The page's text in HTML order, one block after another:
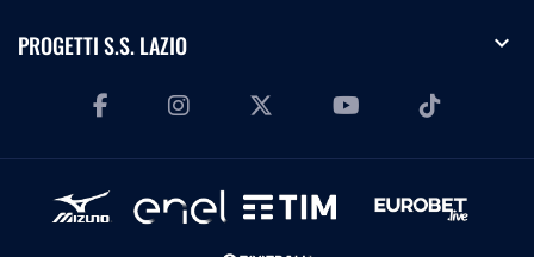
PROGETTI S.S. LAZIO expand_more